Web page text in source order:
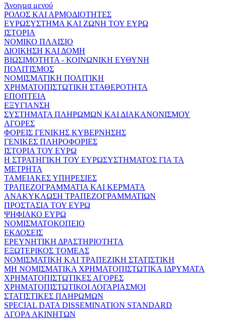
Άνοιγμα μενού
ΡΟΛΟΣ ΚΑΙ ΑΡΜΟΔΙΟΤΗΤΕΣ
ΕΥΡΩΣΥΣΤΗΜΑ ΚΑΙ ΖΩΝΗ ΤΟΥ ΕΥΡΩ
ΙΣΤΟΡΙΑ
ΝΟΜΙΚΟ ΠΛΑΙΣΙΟ
ΔΙΟΙΚΗΣΗ ΚΑΙ ΔΟΜΗ
ΒΙΩΣΙΜΟΤΗΤΑ - ΚΟΙΝΩΝΙΚΗ ΕΥΘΥΝΗ
ΠΟΛΙΤΙΣΜΟΣ
ΝΟΜΙΣΜΑΤΙΚΗ ΠΟΛΙΤΙΚΗ
ΧΡΗΜΑΤΟΠΙΣΤΩΤΙΚΗ ΣΤΑΘΕΡΟΤΗΤΑ
ΕΠΟΠΤΕΙΑ
ΕΞΥΓΙΑΝΣΗ
ΣΥΣΤΗΜΑΤΑ ΠΛΗΡΩΜΩΝ ΚΑΙ ΔΙΑΚΑΝΟΝΙΣΜΟΥ
ΑΓΟΡΕΣ
ΦΟΡΕΙΣ ΓΕΝΙΚΗΣ ΚΥΒΕΡΝΗΣΗΣ
ΓΕΝΙΚΕΣ ΠΛΗΡΟΦΟΡΙΕΣ
ΙΣΤΟΡΙΑ ΤΟΥ ΕΥΡΩ
Η ΣΤΡΑΤΗΓΙΚΗ ΤΟΥ ΕΥΡΩΣΥΣΤΗΜΑΤΟΣ ΓΙΑ ΤΑ
ΜΕΤΡΗΤΑ
ΤΑΜΕΙΑΚΕΣ ΥΠΗΡΕΣΙΕΣ
ΤΡΑΠΕΖΟΓΡΑΜΜΑΤΙΑ ΚΑΙ ΚΕΡΜΑΤΑ
ΑΝΑΚΥΚΛΩΣΗ ΤΡΑΠΕΖΟΓΡΑΜΜΑΤΙΩΝ
ΠΡΟΣΤΑΣΙΑ ΤΟΥ ΕΥΡΩ
ΨΗΦΙΑΚΟ ΕΥΡΩ
ΝΟΜΙΣΜΑΤΟΚΟΠΕΙΟ
ΕΚΔΟΣΕΙΣ
ΕΡΕΥΝΗΤΙΚΗ ΔΡΑΣΤΗΡΙΟΤΗΤΑ
ΕΞΩΤΕΡΙΚΟΣ ΤΟΜΕΑΣ
ΝΟΜΙΣΜΑΤΙΚΗ ΚΑΙ ΤΡΑΠΕΖΙΚΗ ΣΤΑΤΙΣΤΙΚΗ
ΜΗ ΝΟΜΙΣΜΑΤΙΚΑ ΧΡΗΜΑΤΟΠΙΣΤΩΤΙΚΑ ΙΔΡΥΜΑΤΑ
ΧΡΗΜΑΤΟΠΙΣΤΩΤΙΚΕΣ ΑΓΟΡΕΣ
ΧΡΗΜΑΤΟΠΙΣΤΩΤΙΚΟΙ ΛΟΓΑΡΙΑΣΜΟΙ
ΣΤΑΤΙΣΤΙΚΕΣ ΠΛΗΡΩΜΩΝ
SPECIAL DATA DISSEMINATION STANDARD
ΑΓΟΡΑ ΑΚΙΝΗΤΩΝ